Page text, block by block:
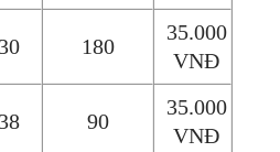
180
35.000
VNĐ
90
35.000
VNĐ